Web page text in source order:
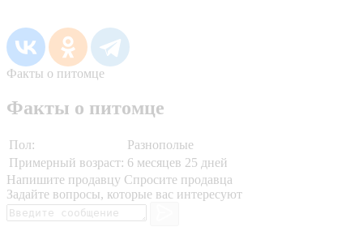
Факты о питомце
Факты о питомце
Пол:
Разнополые
Примерный возраст: 6 месяцев 25 дней
Напишите продавцу Спросите продавца
Задайте вопросы, которые вас интересуют